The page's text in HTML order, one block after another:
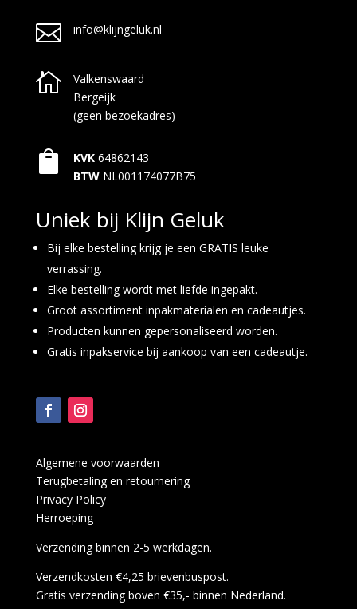
 info@klijngeluk.nl

Valkenswaard
Bergeijk
(geen bezoekadres)
 KVK 64862143
BTW NL001174077B75
Uniek bij Klijn Geluk
Bij elke bestelling krijg je een GRATIS leuke
verrassing.
Elke bestelling wordt met liefde ingepakt.
Groot assortiment inpakmaterialen en cadeautjes.
Producten kunnen gepersonaliseerd worden.
Gratis inpakservice bij aankoop van een cadeautje.
Algemene voorwaarden
Terugbetaling en retournering
Privacy Policy
Herroeping
Verzending binnen 2-5 werkdagen.
Verzendkosten €4,25 brievenbuspost.
Gratis verzending boven €35,- binnen Nederland.